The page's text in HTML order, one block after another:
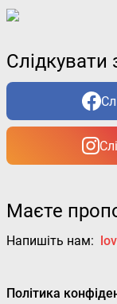
Слідкувати
Маєте
Напишіть нам:
Політика